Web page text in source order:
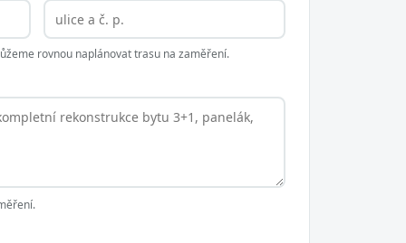
rovnou naplánovat trasu na zaměření.